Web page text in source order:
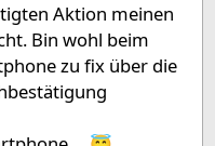
Aktion meinen
Bin wohl beim
zu fix über die